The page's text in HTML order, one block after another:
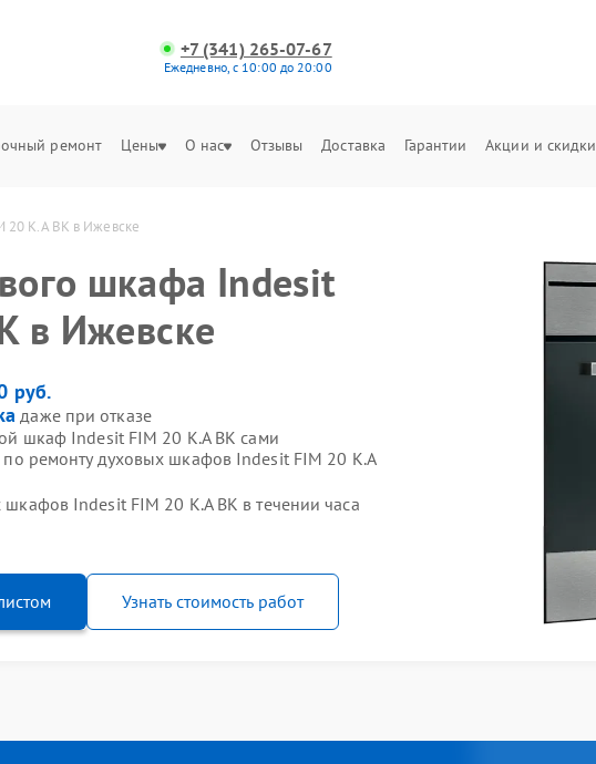
+7 (341) 265-07-67
Ежедневно, с 10:00 до 20:00
ремонт Цены О нас Отзывы Доставка Гарантии Акции и скидки
20 K.A BK в Ижевске
шкафа Indesit
в Ижевске
руб.
даже при отказе
шкаф Indesit FIM 20 K.A BK сами
ремонту духовых шкафов Indesit FIM 20 K.A
Indesit FIM 20 K.A BK в течении часа
Узнать стоимость работ